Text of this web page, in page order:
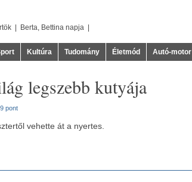
| Berta, Bettina napja |
Kultúra Tudomány Életmód Autó-motor
legszebb kutyája
pont
vehette át a nyertes.